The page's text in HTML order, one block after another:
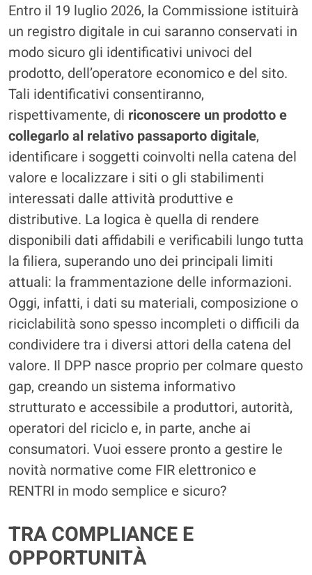
Entro il 19 luglio 2026, la Commissione istituirà
un registro digitale in cui saranno conservati in
modo sicuro gli identificativi univoci del
prodotto, dell’operatore economico e del sito.
Tali identificativi consentiranno,
rispettivamente, di riconoscere un prodotto e
collegarlo al relativo passaporto digitale,
identificare i soggetti coinvolti nella catena del
valore e localizzare i siti o gli stabilimenti
interessati dalle attività produttive e
distributive. La logica è quella di rendere
disponibili dati affidabili e verificabili lungo tutta
la filiera, superando uno dei principali limiti
attuali: la frammentazione delle informazioni.
Oggi, infatti, i dati su materiali, composizione o
riciclabilità sono spesso incompleti o difficili da
condividere tra i diversi attori della catena del
valore. Il DPP nasce proprio per colmare questo
gap, creando un sistema informativo
strutturato e accessibile a produttori, autorità,
operatori del riciclo e, in parte, anche ai
consumatori. Vuoi essere pronto a gestire le
novità normative come FIR elettronico e
RENTRI in modo semplice e sicuro?
TRA COMPLIANCE E
OPPORTUNITÀ